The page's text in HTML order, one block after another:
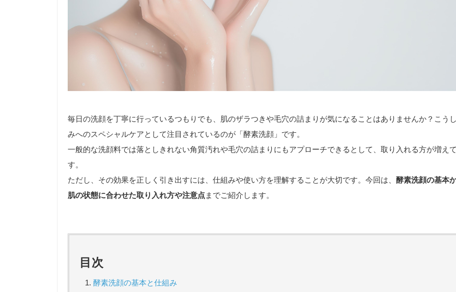
毎日の洗顔を丁寧に行っているつもりでも、肌のザラつきや毛穴の詰まりが気になることはありませんか？こう
みへのスペシャルケアとして注目されているのが「酵素洗顔」です。
一般的な洗顔料では落としきれない角質汚れや毛穴の詰まりにもアプローチできるとして、取り入れる方が増え
す。
ただし、その効果を正しく引き出すには、仕組みや使い方を理解することが大切です。今回は、 酵素洗顔の基本
肌の状態に合わせた取り入れ方や注意点までご紹介します。
目次
酵素洗顔の基本と仕組み